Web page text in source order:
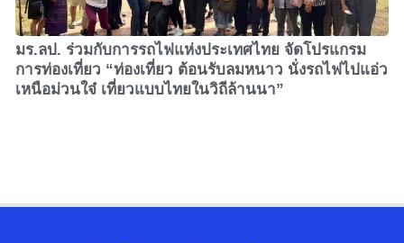
มร.ลป. ร่วมกับการรถไฟแห่งประเทศไทย จัดโปรแกรม
การท่องเที่ยว “ท่องเที่ยว ต้อนรับลมหนาว นั่งรถไฟไปแอ่ว
เหนือม่วนใจ๋ เที่ยวแบบไทยในวิถีล้านนา”